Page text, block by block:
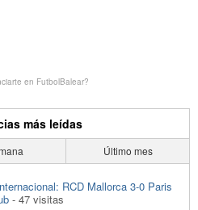
en FutbolBalear?
más leídas
Último mes
RCD Mallorca 3-0 Paris
- 47 visitas